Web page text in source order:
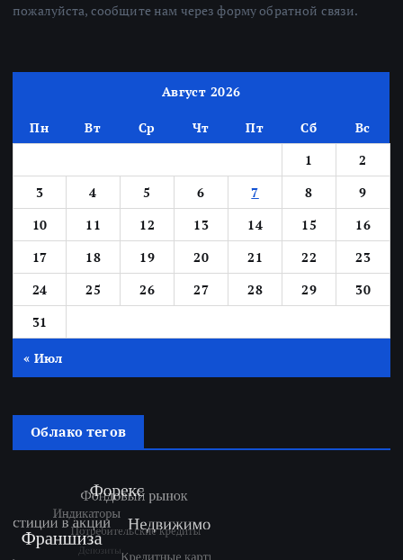
пожалуйста, сообщите нам через форму обратной связи.
Август 2026
Пн Вт Ср Чт Пт Сб
Вс
1
2
3
4 5 6 7 8
9
10
11 12 13 14 15
16
17
18 19 20 21 22
23
24
25 26 27 28 29
30
31
« Июл
Облако тегов